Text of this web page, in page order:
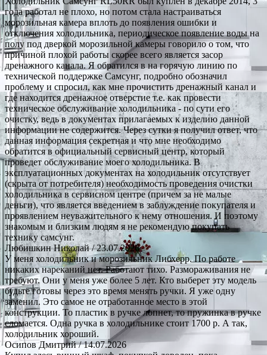
года работал не плохо, но потом стала настраиваться
морозильная камера вплоть до появления ошибки и
отключения холодильника, периодическое появление воды на
полу под дверкой морозильной камеры говорило о том, что
причиной плохой работы скорее всего является засор
дренажного канала. Я обратился в на горячую линию по
технической поддержке Самсунг, подробно обозначил
проблему и спросил, как мне прочистить дренажный канал и
где находится дренажное отверстие т.е. как провести
техническое обслуживание холодильника - по сути его
очистку, ведь в документах прилагаемых к изделию данной
информации не содержится. Через сутки я получил ответ, что
данная информация секретная и что мне необходимо
обратится в официальный сервисный центр, который
проведет обслуживание моего холодильника. В
эксплуатационных документах на холодильник отсутствует
(скрыта от потребителя) необходимость проведения очистки
холодильника в сервисном центре (причем за не малые
деньги), что является введением в заблуждение покупателя и
проявлением неуважительного к нему отношения. И поэтому
знакомым и близким людям я не рекомендую покупать
технику самсунг.
Любишкин Николай/ 23.07.2026
У меня холодильник и морозильник Либхерр. По работе
никаких нареканий нет. Работают тихо. Размораживания не
требуют. Они у меня уже более 5 лет. Кто выберет эту модель
будьте готовы через это время менять ручки. Я уже одну
заменил. Это самое не отработанное место в этой
конструкции. То пластик в ручке лопнет, то пружинка в ручке
сломается. Одна ручка в холодильнике стоит 1700 р. А так,
холодильник хороший.
Осипов Дмитрий/ 14.07.2026